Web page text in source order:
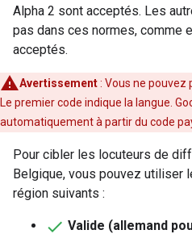
Alpha 2 sont acceptés. Les
pas dans ces normes, comme
acceptés.
Avertissement: Vous ne pouvez
Le premier code indique la langue.
automatiquement à partir du code
Pour cibler les locuteurs de
Belgique, vous pouvez utiliser
région suivants :
Valide (allemand